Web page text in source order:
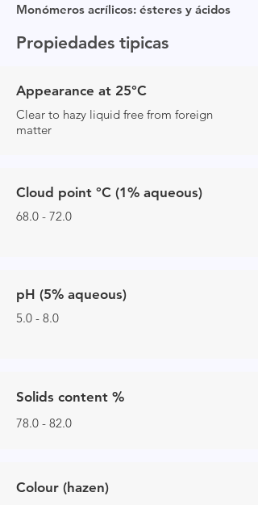
Monómeros acrílicos: ésteres y ácidos
Propiedades tipicas
Appearance at 25°C
Clear to hazy liquid free from foreign
matter
Cloud point °C (1% aqueous)
68.0 - 72.0
pH (5% aqueous)
5.0 - 8.0
Solids content %
78.0 - 82.0
Colour (hazen)